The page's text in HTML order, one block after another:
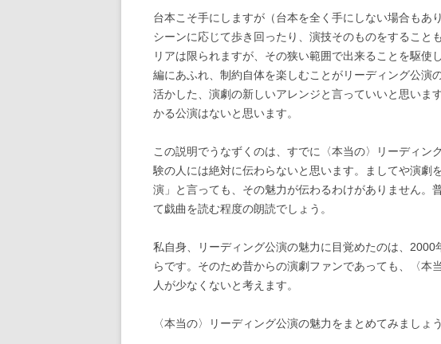
台本こそ手にしますが（台本を全く手にしない場合もあ
シーンに応じて歩き回ったり、演技そのものをすること
リアは限られますが、その狭い範囲で出来ることを駆使
編にあふれ、制約自体を楽しむことがリーディング公演
活かした、演劇の新しいアレンジと言っていいと思いま
かる公演はないと思います。
この説明でうなずくのは、すでに〈本当の〉リーディン
験の人には絶対に伝わらないと思います。ましてや演劇
演」と言っても、その魅力が伝わるわけがありません。
て戯曲を読む程度の朗読でしょう。
私自身、リーディング公演の魅力に目覚めたのは、
らです。そのため昔からの演劇ファンであっても、〈本
人が少なくないと考えます。
〈本当の〉リーディング公演の魅力をまとめてみましょう